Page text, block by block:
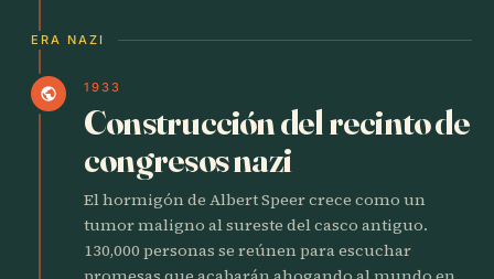
ERA NAZI
public 1933
Construcción del recinto de
congresos nazi
El hormigón de Albert Speer crece como un
tumor maligno al sureste del casco antiguo.
130,000 personas se reúnen para escuchar